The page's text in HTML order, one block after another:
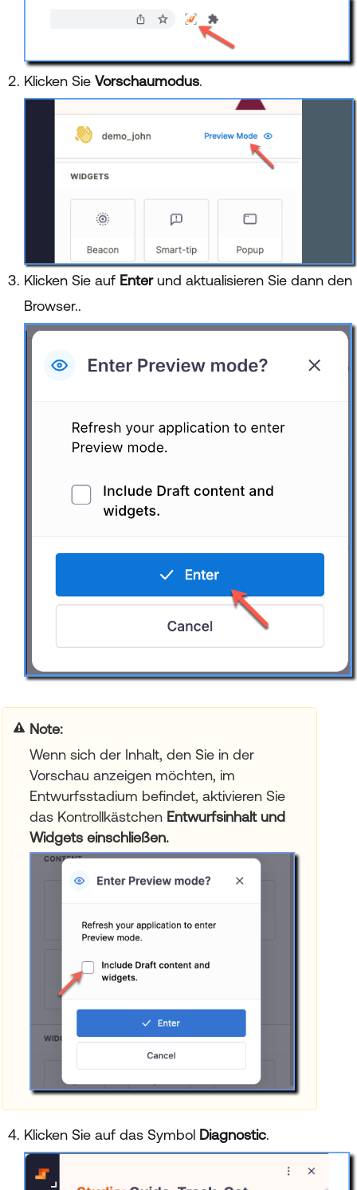
Klicken Sie Vorschaumodus.
Klicken Sie auf Enterund aktualisieren Sie dann den
Browser..
Note:
Wenn sich der Inhalt, den Sie in der
Vorschau anzeigen möchten, im
Entwurfsstadium befindet, aktivieren Sie
das Kontrollkästchen Entwurfsinhalt und
Widgets einschließen.
Klicken Sie auf das Symbol Diagnostic.